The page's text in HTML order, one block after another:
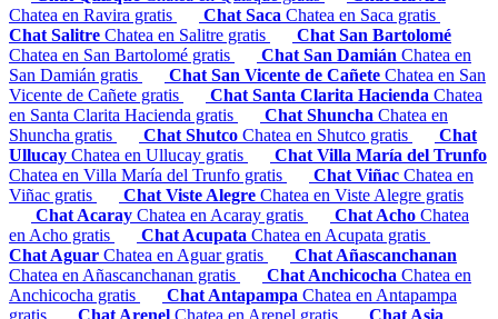
Chatea en Ravira gratis
Chat Saca Chatea en Saca gratis
Chat Salitre Chatea en Salitre gratis
Chat San Bartolomé
Chatea en San Bartolomé gratis
Chat San Damián Chatea en
San Damián gratis
Chat San Vicente de Cañete Chatea en San
Vicente de Cañete gratis
Chat Santa Clarita Hacienda Chatea
en Santa Clarita Hacienda gratis
Chat Shuncha Chatea en
Shuncha gratis
Chat Shutco Chatea en Shutco gratis
Chat
Ullucay Chatea en Ullucay gratis
Chat Villa María del Trunfo
Chatea en Villa María del Trunfo gratis
Chat Viñac Chatea en
Viñac gratis
Chat Viste Alegre Chatea en Viste Alegre gratis
Chat Acaray Chatea en Acaray gratis Chat Acho Chatea
en Acho gratis
Chat Acupata Chatea en Acupata gratis
Chat Aguar Chatea en Aguar gratis
Chat Añascanchanan
Chatea en Añascanchanan gratis
Chat Anchicocha Chatea en
Anchicocha gratis
Chat Antapampa Chatea en Antapampa